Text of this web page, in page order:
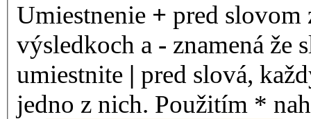
Umiestnenie + pred slovom
výsledkoch a - znamená že
umiestnite | pred slová,
jedno z nich. Použitím *